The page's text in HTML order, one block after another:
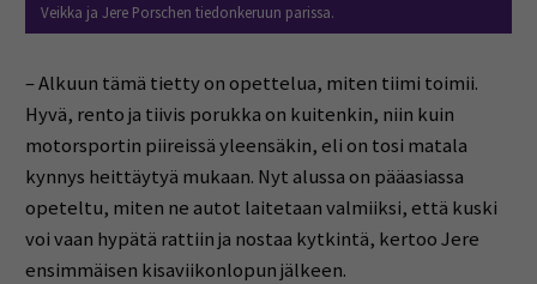
Veikka ja Jere Porschen tiedonkeruun parissa.
– Alkuun tämä tietty on opettelua, miten tiimi toimii.
Hyvä, rento ja tiivis porukka on kuitenkin, niin kuin
motorsportin piireissä yleensäkin, eli on tosi matala
kynnys heittäytyä mukaan. Nyt alussa on pääasiassa
opeteltu, miten ne autot laitetaan valmiiksi, että kuski
voi vaan hypätä rattiin ja nostaa kytkintä, kertoo Jere
ensimmäisen kisaviikonlopun jälkeen.